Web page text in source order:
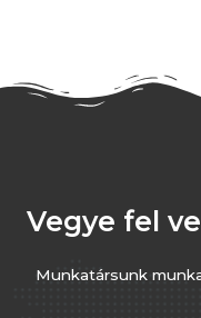
Vegye fel
Munkatársunk